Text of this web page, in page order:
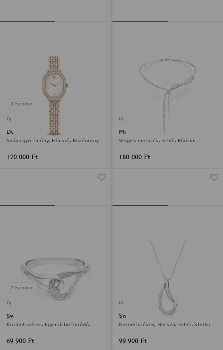
3 Színben
Új
Dextera octagon óra
Svájci gyártmány, Fémszíj, Rozéarany
170 000 Ft
Új
Mesmera Y-nyaklánc
Vegyes metszés, Fehér, Ródium
180 000 Ft
2 Színben
Új
Swarovski Classica gyűrű
Körmetszéses, Egymásba fonódó,
69 900 Ft
Új
Swarovski Classica medál
Körmetszéses, Hosszú, Fehér, Sterling
99 900 Ft